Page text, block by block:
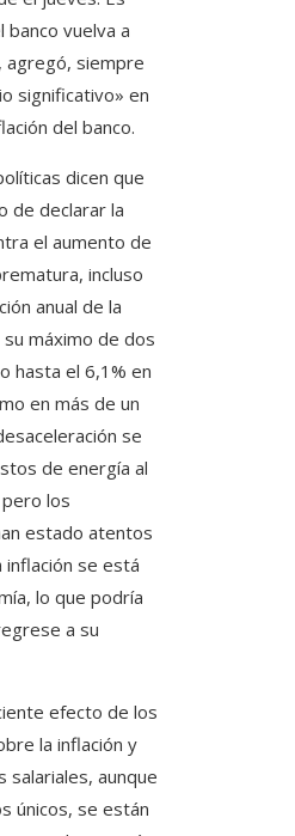
banco vuelva a
agregó, siempre
significativo» en
del banco.
dicen que
de declarar la
el aumento de
incluso
anual de la
máximo de dos
hasta el 6,1% en
en más de un
se
de energía al
los
estado atentos
inflación se está
lo que podría
a su
efecto de los
la inflación y
salariales, aunque
únicos, se están